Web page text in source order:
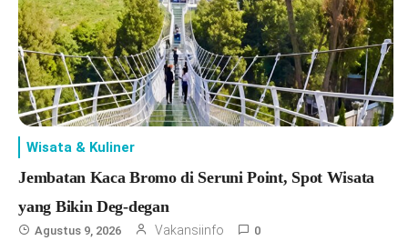
Wisata & Kuliner
Jembatan Kaca Bromo di Seruni Point, Spot Wisata
yang Bikin Deg-degan
Agustus 9, 2026 Vakansiinfo 0